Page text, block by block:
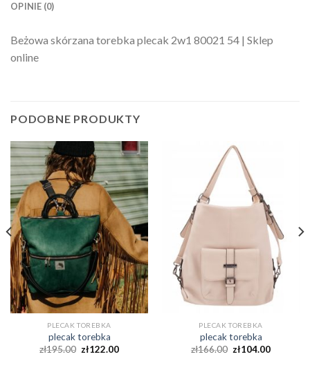
OPINIE (0)
Beżowa skórzana torebka plecak 2w1 80021 54 | Sklep
online
PODOBNE PRODUKTY
PLECAK TOREBKA
plecak torebka
zł195.00 zł122.00
PLECAK TOREBKA
plecak torebka
zł166.00 zł104.00